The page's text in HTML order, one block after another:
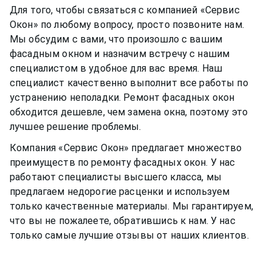
Для того, чтобы связаться с компанией «Сервис
Окон» по любому вопросу, просто позвоните нам.
Мы обсудим с вами, что произошло с вашим
фасадным окном и назначим встречу с нашим
специалистом в удобное для вас время. Наш
специалист качественно выполнит все работы по
устранению неполадки. Ремонтфасадных окон
обходится дешевле, чем замена окна, поэтому это
лучшее решение проблемы.
Компания «Сервис Окон» предлагает множество
преимуществ по ремонту фасадных окон. У нас
работают специалисты высшего класса, мы
предлагаем недорогие расценки и используем
только качественные материалы. Мы гарантируем,
что вы не пожалеете, обратившись к нам. У нас
только самые лучшие отзывы от наших клиентов.